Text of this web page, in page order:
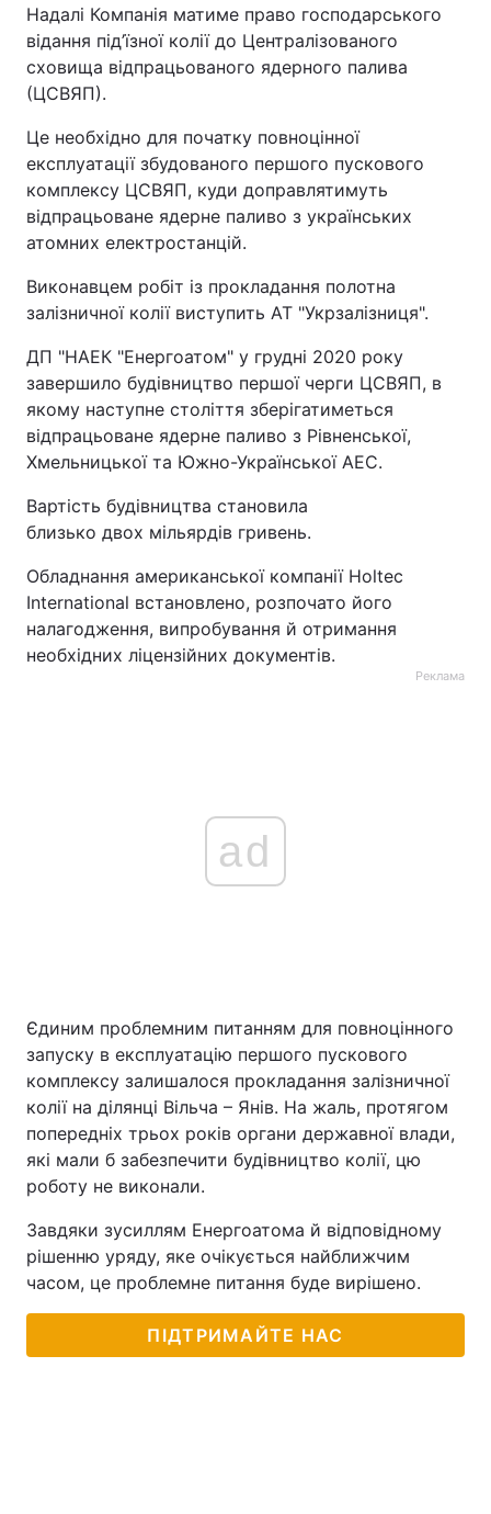
Надалі Компанія матиме право господарського
відання під’їзної колії до Централізованого
сховища відпрацьованого ядерного палива
(ЦСВЯП).
Це необхідно для початку повноцінної
експлуатації збудованого першого пускового
комплексу ЦСВЯП, куди доправлятимуть
відпрацьоване ядерне паливо з українських
атомних електростанцій.
Виконавцем робіт із прокладання полотна
залізничної колії виступить АТ "Укрзалізниця".
ДП "НАЕК "Енергоатом" у грудні 2020 року
завершило будівництво першої черги ЦСВЯП, в
якому наступне століття зберігатиметься
відпрацьоване ядерне паливо з Рівненської,
Хмельницької та Южно-Української АЕС.
Вартість будівництва становила
близько двох мільярдів гривень.
Обладнання американської компанії Holtec
International встановлено, розпочато його
налагодження, випробування й отримання
необхідних ліцензійних документів.
Реклама
ad
Єдиним проблемним питанням для повноцінного
запуску в експлуатацію першого пускового
комплексу залишалося прокладання залізничної
колії на ділянці Вільча – Янів. На жаль, протягом
попередніх трьох років органи державної влади,
які мали б забезпечити будівництво колії, цю
роботу не виконали.
Завдяки зусиллям Енергоатома й відповідному
рішенню уряду, яке очікується найближчим
часом, це проблемне питання буде вирішено.
ПІДТРИМАЙТЕ НАС